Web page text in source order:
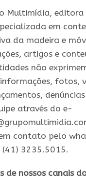
Multimídia, editora
em
da madeira e
artigos e
não
fotos,
através do e-
contato pelo
3235.5015.
de nossos canais